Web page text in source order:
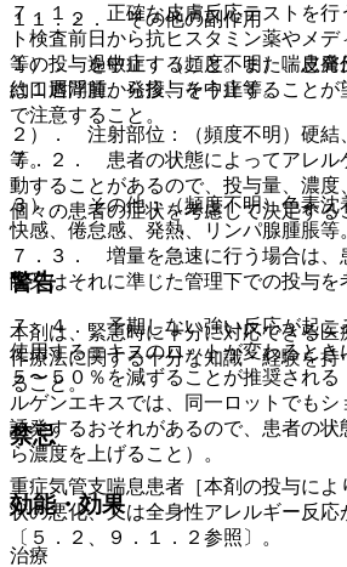
１１．２． その他の副作用
１）． 過敏症：（頻度不明）喘息発
は口唇浮腫、発疹、そう痒等。
２）． 注射部位：（頻度不明）硬結
等。
３）． その他：（頻度不明）色素沈
快感、倦怠感、発熱、リンパ腺腫脹等
警告
本剤は、緊急時に十分に対応できる
作療法に関する十分な知識・経験を持
ること。
禁忌
重症気管支喘息患者［本剤の投与によ
状の悪化、又は全身性アレルギー反応
〔５．２、９．１．２参照〕。
７．１． 正確な皮膚反応テストを行
ト検査前日から抗ヒスタミン薬やメ
等の投与を中止すること。また、皮膚
約１週間前から投与を中止すること
で注意すること。
７．２． 患者の状態によってアレル
動することがあるので、投与量、濃度
個々の患者の症状を考慮して決定する
７．３． 増量を急速に行う場合は、
院又はそれに準じた管理下での投与を
７．４． 予期しない強い反応が起こ
使用するエキスのロットが変わるとき
５〜５０％を減ずることが推奨され
ルゲンエキスでは、同一ロットでも
誘発するおそれがあるので、患者の
ら濃度を上げること）。
効能・効果
治療